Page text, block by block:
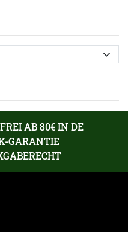
AB 80€ IN DE
GARANTIE